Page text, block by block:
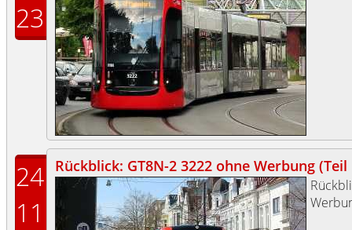
23
24
11
Rückblick: GT8N-2 3222 ohne Werbung (Teil